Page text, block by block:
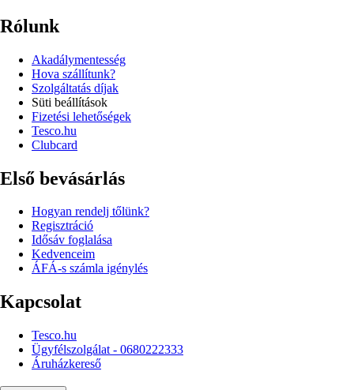
Rólunk
Akadálymentesség
Hova szállítunk?
Szolgáltatás díjak
Süti beállítások
Fizetési lehetőségek
Tesco.hu
Clubcard
Első bevásárlás
Hogyan rendelj tőlünk?
Regisztráció
Idősáv foglalása
Kedvenceim
ÁFÁ-s számla igénylés
Kapcsolat
Tesco.hu
Ügyfélszolgálat - 0680222333
Áruházkereső